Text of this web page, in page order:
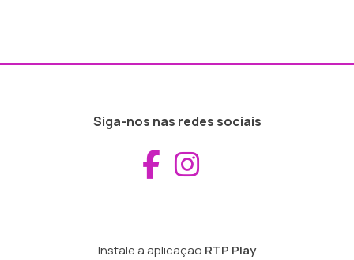
Siga-nos nas redes sociais
Aceder ao
Instale a aplicação RTP Play